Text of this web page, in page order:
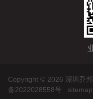
Copyright © 2026 深圳乔
备2022028558号